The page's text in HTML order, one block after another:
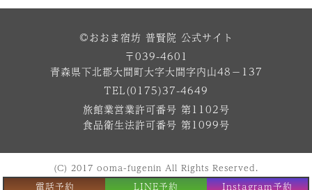
©おおま宿坊 普賢院 公式サイト
〒039-4601
青森県下北郡大間町大字大間字内山48−137
TEL(0175)37-4649
旅館業営業許可番号 第1102号
食品衛生法許可番号 第1099号
(C) 2017 ooma-fugenin All Rights Reserved.
電話予約 LINE予約 Instagram予約